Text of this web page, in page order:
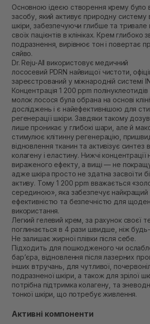
Самовивіз м. Рівне, вул. 16-го
В наявності
Самовивіз м. Рівне, вул. Кулика і
Екватор)
Немає в наявності!
Основною ідеєю створення крему було
засобу, який активує природну систему
шкіри, забезпечуючи глибше та тривале
своїх пацієнтів в клініках. Крем глибоко
подразнення, вирівнює тон і повертає
сяйво.
Dr. Reju-All використовує медичний
лососевий PDRN найвищої чистоти,
зареєстрований у міжнародній системі
Концентрація 1 200 ppm
молок лосося була обрана на основі
досліджень і є найефективнішою для
регенерації шкіри. Завдяки такому
лише проникає у глибокі шари, але й
стимулює клітинну регенерацію,
відновлення тканин та активізує синтез
колагену і еластину. Нижчі
вираженого ефекту, а вищі — не
адже шкіра просто не здатна засвоїти
активу. Тому 1 200 ppm вважається
серединою», яка забезпечує найкращий
ефективністю та безпечністю для
використання.
Легкий гелевий крем, за рахунок своєї
поглинається в 4 рази швидше, ніж будь-
Не залишає жирної плівки після себе.
Підходить для пошкодженого чи
бар’єра, відновлення після лазерних
інших втручань, для чутливої,
подразненої шкіри, а також для зрілої
потрібна підтримка колагену, та
тонкої шкіри, що потребує живлення.
Активні компоненти